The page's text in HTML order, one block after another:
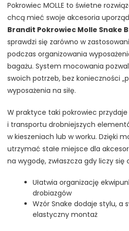
Pokrowiec MOLLE to świetne
chcą mieć swoje akcesoria
Brandit Pokrowiec Molle Snake
sprawdzi się zarówno w
podczas organizowania
bagażu. System mocowania
swoich potrzeb, bez konieczności
wyposażenia na siłę.
W praktyce taki pokrowiec
i transportu drobniejszych
w kieszeniach lub w worku. Dzięki
utrzymać stałe miejsce dla
na wygodę, zwłaszcza gdy liczy się
Ułatwia organizację
drobiazgów
Wzór Snake dodaje stylu, a
elastyczny montaż